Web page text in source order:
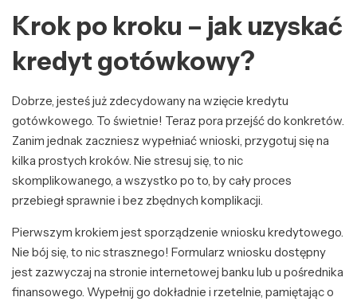
Krok po kroku – jak uzyskać
kredyt gotówkowy?
Dobrze, jesteś już zdecydowany na wzięcie kredytu
gotówkowego. To świetnie! Teraz pora przejść do konkretów.
Zanim jednak zaczniesz wypełniać wnioski, przygotuj się na
kilka prostych kroków. Nie stresuj się, to nic
skomplikowanego, a wszystko po to, by cały proces
przebiegł sprawnie i bez zbędnych komplikacji.
Pierwszym krokiem jest sporządzenie wniosku kredytowego.
Nie bój się, to nic strasznego! Formularz wniosku dostępny
jest zazwyczaj na stronie internetowej banku lub u pośrednika
finansowego. Wypełnij go dokładnie i rzetelnie, pamiętając o